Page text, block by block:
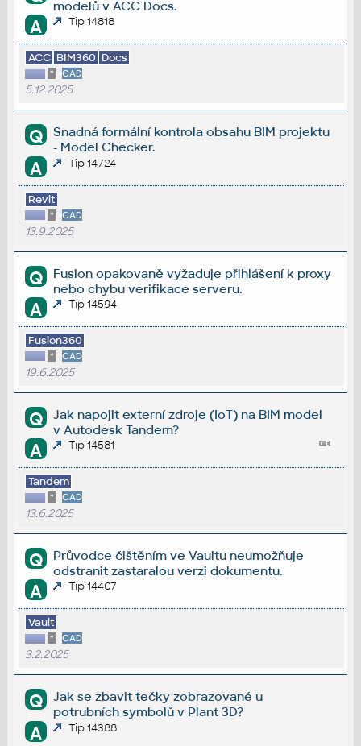
modelů v ACC Docs.
A Tip 14818
ACC BIM360 Docs
* CAD
5.12.2025
Q
Snadná formální kontrola obsahu BIM projektu
- Model Checker.
A Tip 14724
Revit
* CAD
13.9.2025
Q
Fusion opakovaně vyžaduje přihlášení k proxy
nebo chybu verifikace serveru.
A Tip 14594
Fusion360
* CAD
19.6.2025
Q
Jak napojit externí zdroje (IoT) na BIM model
v Autodesk Tandem?
A Tip 14581
Tandem
* CAD
13.6.2025
Q
Průvodce čištěním ve Vaultu neumožňuje
odstranit zastaralou verzi dokumentu.
A Tip 14407
Vault
* CAD
3.2.2025
Q
Jak se zbavit tečky zobrazované u
potrubních symbolů v Plant 3D?
A Tip 14388